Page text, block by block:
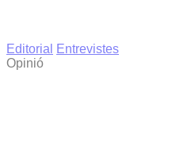
Editorial
Entrevistes
Opinió